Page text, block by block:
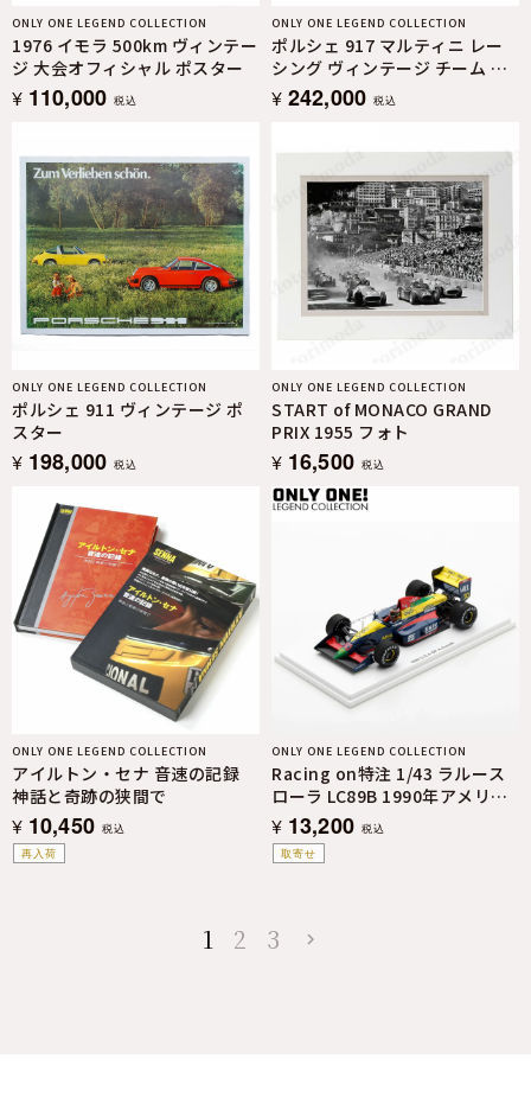
ONLY ONE LEGEND COLLECTION
1976 イモラ 500km ヴィンテー
ジ 大会オフィシャル ポスター
¥ 110,000 税込
ONLY ONE LEGEND COLLECTION
ポルシェ 917 マルティニ レー
シング ヴィンテージ チーム ポ
スター
¥ 242,000 税込
ONLY ONE LEGEND COLLECTION
ポルシェ 911 ヴィンテージ ポ
スター
¥ 198,000 税込
ONLY ONE LEGEND COLLECTION
START of MONACO GRAND
PRIX 1955 フォト
¥ 16,500 税込
再入荷
ONLY ONE LEGEND COLLECTION
アイルトン・セナ 音速の記録
神話と奇跡の狭間で
¥ 10,450 税込
取寄せ
ONLY ONE LEGEND COLLECTION
Racing on特注 1/43 ラルース
ローラ LC89B 1990年アメリカ
GP
¥ 13,200 税込
1 2 3